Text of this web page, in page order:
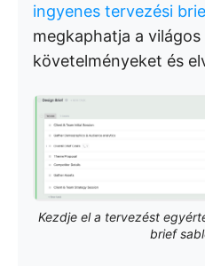
ingyenes tervezési
megkaphatja a
követelményeket és
Kezdje el a tervezést
brief